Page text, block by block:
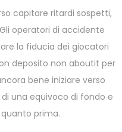
capitare ritardi sospetti,
operatori di accidente
la fiducia dei giocatori
deposito non aboutit per
bene iniziare verso
di una equivoco di fondo e
prima.